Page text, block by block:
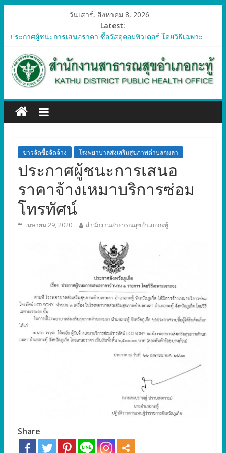
วันเสาร์, สิงหาคม 8, 2026
Latest:
ประกาศผู้ชนะการเสนอราคา ซื้อวัสดุคอมพิวเตอร์ โดยวิธีเฉพาะ
ประกาศผู้ชนะการเสนอราคา จัดซื้อวัสดุทางการแพทย์สำหรับ
โครงการป้องกันควบคุมโรคติดต่อและภัยสุขภาพในแรงงานต่างด้าว
อำเภอกะทู้ ปี 2569
เจาะจง
ประกาศผู้ชนะการเสนอรา ซื้อวัสดุงานบ้านงานครัว โดยวิธีเฉพาะ
เจาะจง
เจาะจงข่าวจัดซื้อจัดจ้าง โรงพยาบาลส่งเสริมสุขภาพตำบลกมลา
ประกาศผู้ชนะการเสนอ
ราคาจ้างเหมาบริการซ่อม
โทรทัศน์
เมษายน 29, 2020 สำนักงานสาธารณสุขอำเภอกะทู้
Share